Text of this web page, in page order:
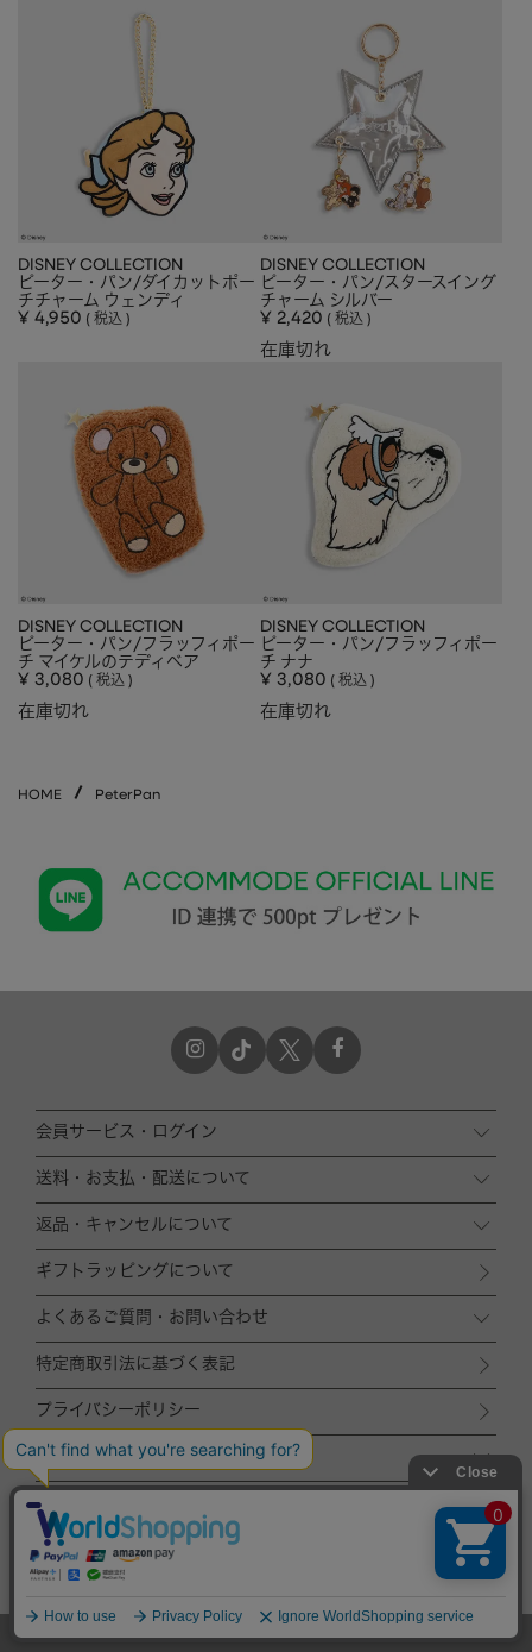
DISNEY COLLECTION
ピーター・パン/ダイカットポー
チチャーム ウェンディ
¥ 4,950 税込
DISNEY COLLECTION
ピーター・パン/スタースイング
チャーム シルバー
¥ 2,420 税込
在庫切れ
DISNEY COLLECTION
ピーター・パン/フラッフィポー
チ マイケルのテディベア
¥ 3,080 税込
在庫切れ
DISNEY COLLECTION
ピーター・パン/フラッフィポー
チ ナナ
¥ 3,080 税込
在庫切れ
HOME PeterPan
ZOZOTOWN店
会員サービス・ログイン
送料・お支払・配送について
返品・キャンセルについて
ギフトラッピングについて
よくあるご質問・お問い合わせ
特定商取引法に基づく表記
プライバシーポリシー
運営会社